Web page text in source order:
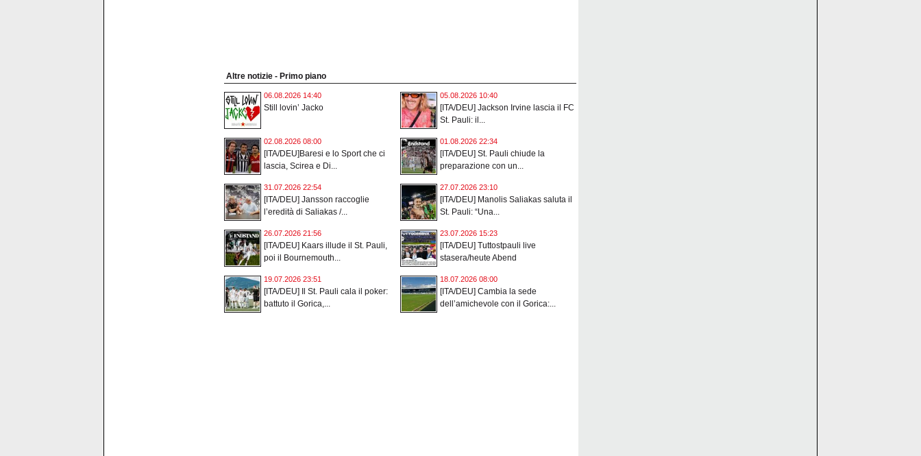
Altre notizie - Primo piano
06.08.2026 14:40
Still lovin’ Jacko
05.08.2026 10:40
[ITA/DEU] Jackson Irvine lascia il FC
St. Pauli: il...
02.08.2026 08:00
[ITA/DEU]Baresi e lo Sport che ci
lascia, Scirea e Di...
01.08.2026 22:34
[ITA/DEU] St. Pauli chiude la
preparazione con un...
31.07.2026 22:54
[ITA/DEU] Jansson raccoglie
l’eredità di Saliakas /...
27.07.2026 23:10
[ITA/DEU] Manolis Saliakas saluta il
St. Pauli: “Una...
26.07.2026 21:56
[ITA/DEU] Kaars illude il St. Pauli,
poi il Bournemouth...
23.07.2026 15:23
[ITA/DEU] Tuttostpauli live
stasera/heute Abend
19.07.2026 23:51
[ITA/DEU] Il St. Pauli cala il poker:
battuto il Gorica,...
18.07.2026 08:00
[ITA/DEU] Cambia la sede
dell’amichevole con il Gorica:...